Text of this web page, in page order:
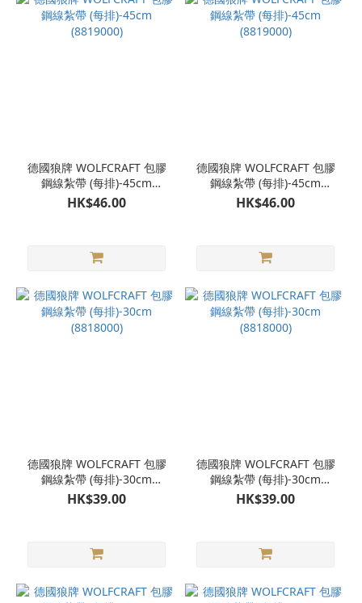
德國狼牌 WOLFCRAFT 包膠
鋼線紮帶 (每排)-45cm
(8819000)
HK$46.00
德國狼牌 WOLFCRAFT 包膠
鋼線紮帶 (每排)-45cm
(8819000)
HK$46.00
德國狼牌 WOLFCRAFT 包膠
鋼線紮帶 (每排)-30cm
(8818000)
HK$39.00
德國狼牌 WOLFCRAFT 包膠
鋼線紮帶 (每排)-30cm
(8818000)
HK$39.00